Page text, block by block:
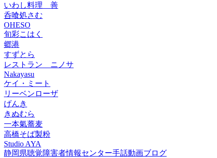
いわし料理 善
呑喰処さむ
OHESO
旬彩こはく
郷港
すずとら
レストラン ニノサ
Nakayasu
ケイ・ミート
リーベンローザ
げんき
きぬむら
一本氣蕎麦
高橋そば製粉
Studio AYA
静岡県聴覚障害者情報センター手話動画ブログ